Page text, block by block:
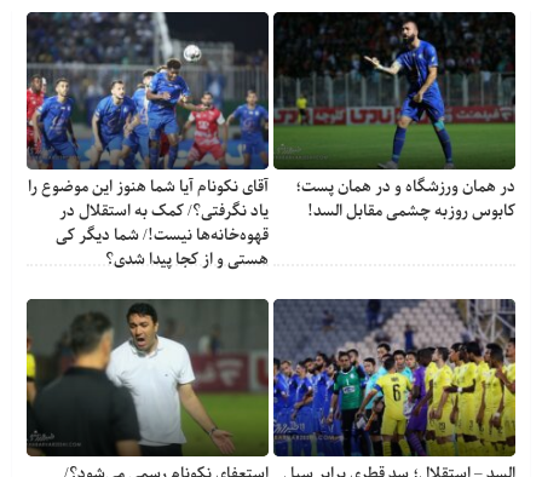
در همان ورزشگاه و در همان پست؛
کابوس روزبه چشمی مقابل السد!
آقای نکونام آیا شما هنوز این موضوع را
یاد نگرفتی؟/ کمک به استقلال در
قهوه‌خانه‌ها نیست!/ شما دیگر کی
هستی و از کجا پیدا شدی؟